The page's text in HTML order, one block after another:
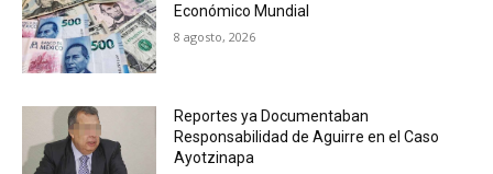
Económico Mundial
8 agosto, 2026
Reportes ya Documentaban
Responsabilidad de Aguirre en el Caso
Ayotzinapa